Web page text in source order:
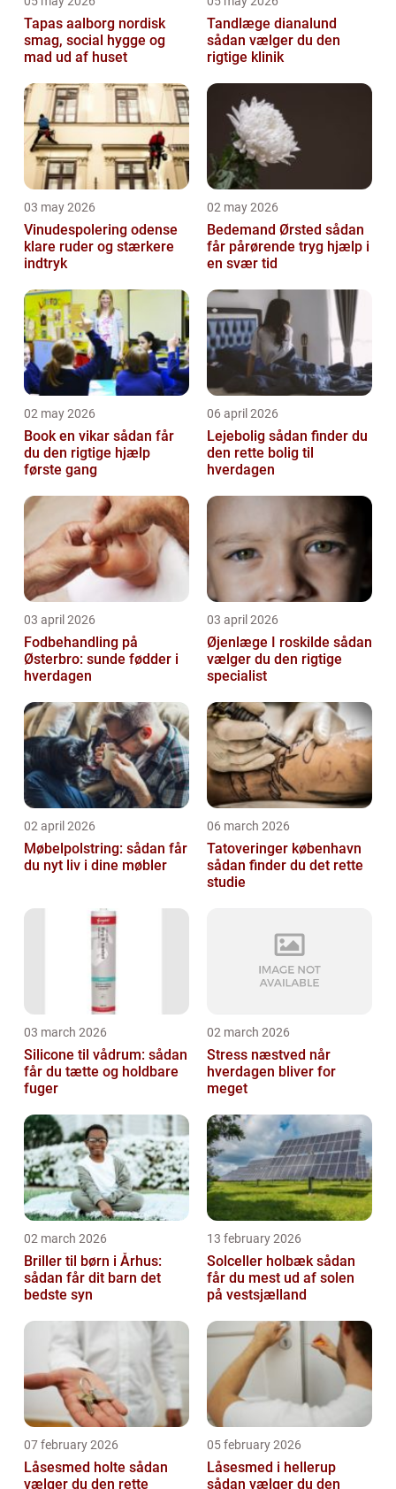
Tapas aalborg nordisk
smag, social hygge og
mad ud af huset
Tandlæge dianalund
sådan vælger du den
rigtige klinik
03 may 2026
Vinudespolering odense
klare ruder og stærkere
indtryk
02 may 2026
Bedemand Ørsted sådan
får pårørende tryg hjælp i
en svær tid
02 may 2026
Book en vikar sådan får
du den rigtige hjælp
første gang
06 april 2026
Lejebolig sådan finder du
den rette bolig til
hverdagen
03 april 2026
Fodbehandling på
Østerbro: sunde fødder i
hverdagen
03 april 2026
Øjenlæge I roskilde sådan
vælger du den rigtige
specialist
02 april 2026
Møbelpolstring: sådan får
du nyt liv i dine møbler
06 march 2026
Tatoveringer københavn
sådan finder du det rette
studie
03 march 2026
Silicone til vådrum: sådan
får du tætte og holdbare
fuger
02 march 2026
Stress næstved når
hverdagen bliver for
meget
02 march 2026
Briller til børn i Århus:
sådan får dit barn det
bedste syn
13 february 2026
Solceller holbæk sådan
får du mest ud af solen
på vestsjælland
07 february 2026
Låsesmed holte sådan
vælger du den rette
05 february 2026
Låsesmed i hellerup
sådan vælger du den